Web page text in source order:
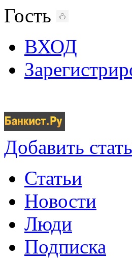
Гость
ВХОД
Добавить
Статьи
Новости
Люди
Подписка